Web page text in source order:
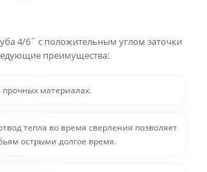
4/6˝ с положительным углом заточки
преимущества:
прочных материалах.
тепла во время сверления позволяет
острыми долгое время.